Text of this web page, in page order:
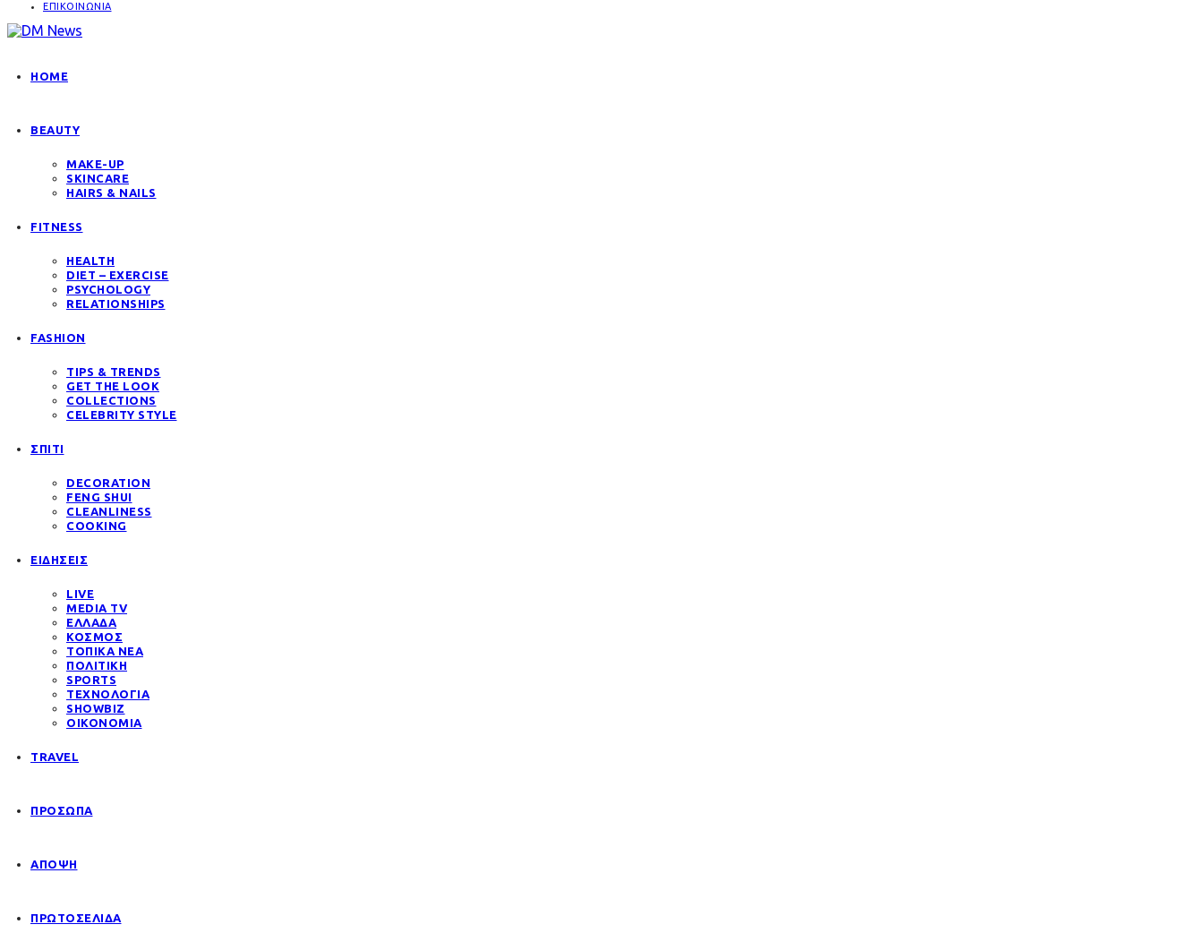
ΕΠΙΚΟΙΝΩΝΙΑ
HOME
BEAUTY
MAKE-UP
SKINCARE
HAIRS & NAILS
FITNESS
HEALTH
DIET – EXERCISE
PSYCHOLOGY
RELATIONSHIPS
FASHION
TIPS & TRENDS
GET THE LOOK
COLLECTIONS
CELEBRITY STYLE
ΣΠΙΤΙ
DECORATION
FENG SHUI
CLEANLINESS
COOKING
ΕΙΔΗΣΕΙΣ
LIVE
MEDIA TV
ΕΛΛΑΔΑ
ΚΟΣΜΟΣ
ΤΟΠΙΚΑ ΝΕΑ
ΠΟΛΙΤΙΚΗ
SPORTS
ΤΕΧΝΟΛΟΓΙΑ
SHOWBIZ
ΟΙΚΟΝΟΜΙΑ
TRAVEL
ΠΡΟΣΩΠΑ
ΑΠΟΨΗ
ΠΡΩΤΟΣΕΛΙΔΑ